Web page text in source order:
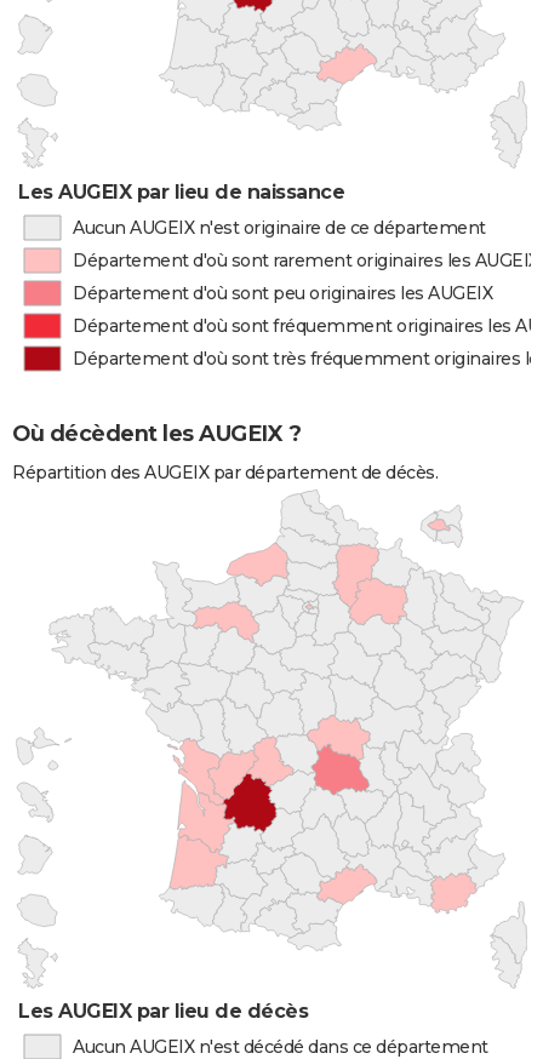
Les AUGEIX par lieu de naissance
Aucun AUGEIX n'est originaire de ce département
Département d'où sont rarement originaires les AUGEIX
Département d'où sont peu originaires les AUGEIX
Département d'où sont fréquemment originaires les
Département d'où sont très fréquemment originaires
Où décèdent les AUGEIX ?
Répartition des AUGEIX par département de décès.
Les AUGEIX par lieu de décès
Aucun AUGEIX n'est décédé dans ce département